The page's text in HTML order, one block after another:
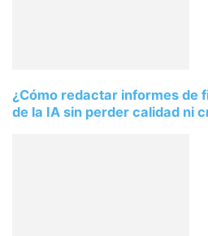
¿Cómo redactar informes de
de la IA sin perder calidad ni